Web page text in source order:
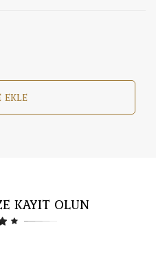
EKLE
KAYIT OLUN